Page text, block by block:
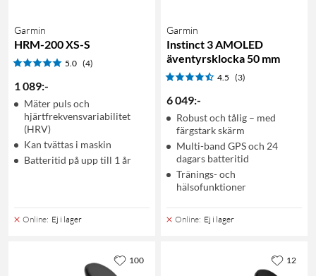
Garmin
HRM-200 XS-S
5.0 (4)
1 089:-
Mäter puls och
hjärtfrekvensvariabilitet
(HRV)
Kan tvättas i maskin
Batteritid på upp till 1 år
Online: Ej i lager
Garmin
Instinct 3 AMOLED
äventyrsklocka 50 mm
4.5 (3)
6 049:-
Robust och tålig – med
färgstark skärm
Multi-band GPS och 24
dagars batteritid
Tränings- och
hälsofunktioner
Online: Ej i lager
100 12